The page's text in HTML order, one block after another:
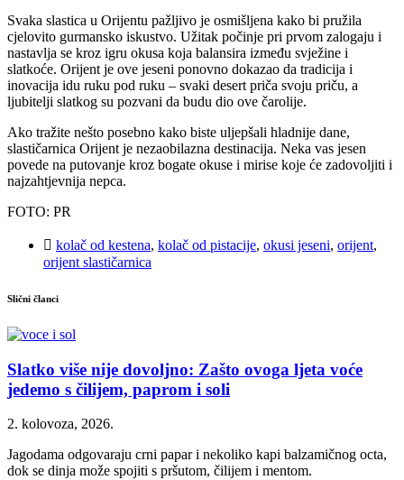
Svaka slastica u Orijentu pažljivo je osmišljena kako bi pružila
cjelovito gurmansko iskustvo. Užitak počinje pri prvom zalogaju i
nastavlja se kroz igru okusa koja balansira između svježine i
slatkoće. Orijent je ove jeseni ponovno dokazao da tradicija i
inovacija idu ruku pod ruku – svaki desert priča svoju priču, a
ljubitelji slatkog su pozvani da budu dio ove čarolije.
Ako tražite nešto posebno kako biste uljepšali hladnije dane,
slastičarnica Orijent je nezaobilazna destinacija. Neka vas jesen
povede na putovanje kroz bogate okuse i mirise koje će zadovoljiti i
najzahtjevnija nepca.
FOTO: PR
kolač od kestena, kolač od pistacije, okusi jeseni, orijent,
orijent slastičarnica
Slični članci
Slatko više nije dovoljno: Zašto ovoga ljeta voće
jedemo s čilijem, paprom i soli
2. kolovoza, 2026.
Jagodama odgovaraju crni papar i nekoliko kapi balzamičnog octa,
dok se dinja može spojiti s pršutom, čilijem i mentom.